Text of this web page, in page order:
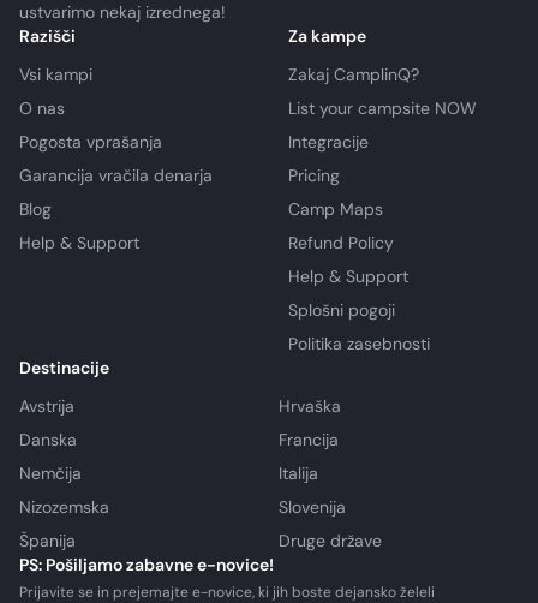
ustvarimo nekaj izrednega!
Razišči
Vsi kampi
O nas
Pogosta vprašanja
Garancija vračila denarja
Blog
Help & Support
Za kampe
Zakaj CamplinQ?
List your campsite NOW
Integracije
Pricing
Camp Maps
Refund Policy
Help & Support
Splošni pogoji
Politika zasebnosti
Destinacije
Avstrija
Hrvaška
Danska
Francija
Nemčija
Italija
Nizozemska
Slovenija
Španija
Druge države
PS: Pošiljamo zabavne e-novice!
Prijavite se in prejemajte e-novice, ki jih boste dejansko želeli